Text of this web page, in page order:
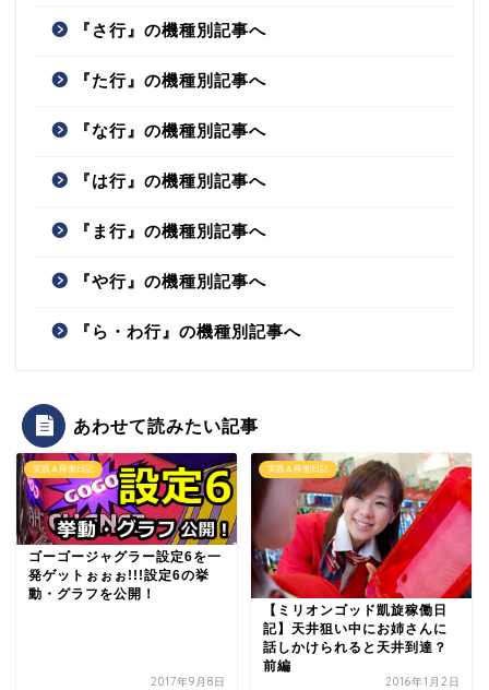
『さ行』の機種別記事へ
『た行』の機種別記事へ
『な行』の機種別記事へ
『は行』の機種別記事へ
『ま行』の機種別記事へ
『や行』の機種別記事へ
『ら・わ行』の機種別記事へ
あわせて読みたい記事
実践＆稼働日記
ゴーゴージャグラー設定6を一
発ゲットぉぉぉ!!!設定6の挙
動・グラフを公開！
2017年9月8日
実践＆稼働日記
【ミリオンゴッド凱旋稼働日
記】天井狙い中にお姉さんに
話しかけられると天井到達？
前編
2016年1月2日